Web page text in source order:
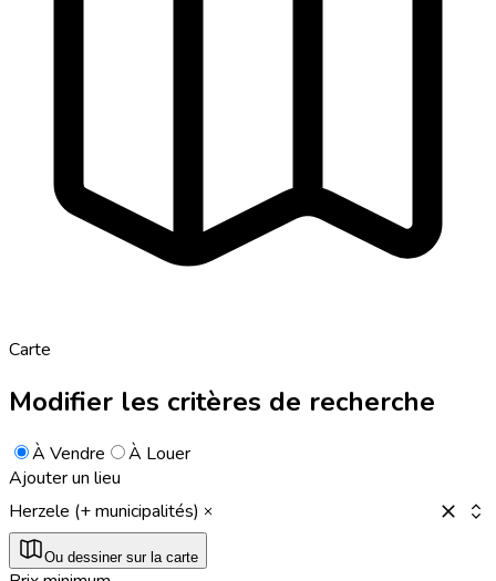
Carte
Modifier les critères de recherche
À Vendre
À Louer
Ajouter un lieu
Herzele (+ municipalités)
Ou dessiner sur la carte